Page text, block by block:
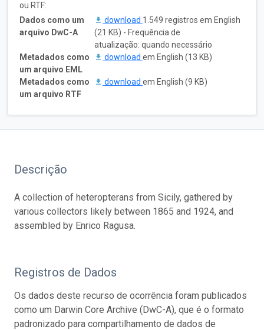
ou RTF:
Dados como um
arquivo DwC-A
download 1.549 registros em English
(21 KB) - Frequência de
atualização: quando necessário
Metadados como
um arquivo EML
download em English (13 KB)
Metadados como
um arquivo RTF
download em English (9 KB)
Descrição
A collection of heteropterans from Sicily, gathered by
various collectors likely between 1865 and 1924, and
assembled by Enrico Ragusa.
Registros de Dados
Os dados deste recurso de ocorrência foram publicados
como um Darwin Core Archive (DwC-A), que é o formato
padronizado para compartilhamento de dados de